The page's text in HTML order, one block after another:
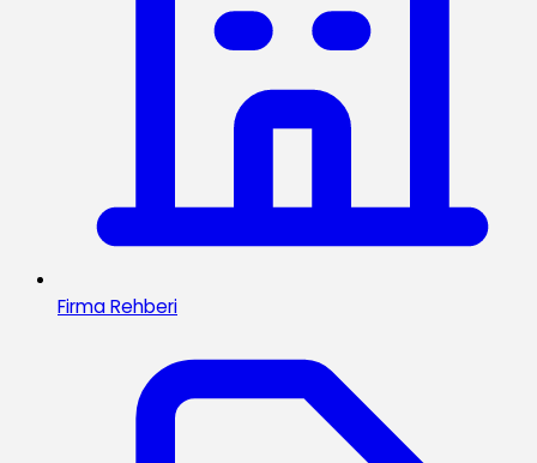
Firma Rehberi